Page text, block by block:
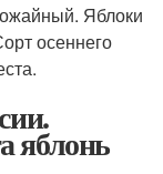
Яблоки
осеннего
яблонь